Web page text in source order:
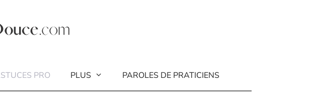
PRO PLUS PAROLES DE PRATICIENS